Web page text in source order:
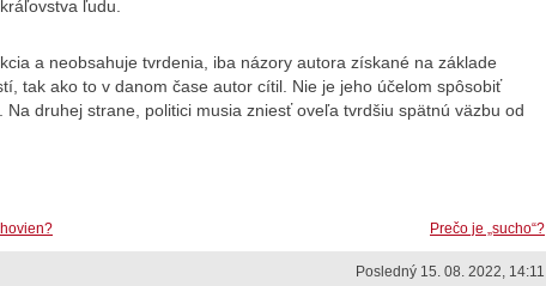
ľudu.
a neobsahuje tvrdenia, iba názory autora získané na základe
tak ako to v danom čase autor cítil. Nie je jeho účelom spôsobiť
Na druhej strane, politici musia zniesť oveľa tvrdšiu spätnú väzbu od
Prečo je „sucho“?
Posledný 15. 08. 2022, 14:11